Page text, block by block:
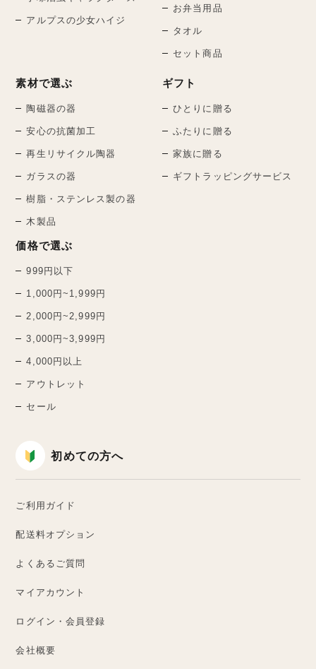
アルプスの少女ハイジ
お弁当用品
タオル
セット商品
素材で選ぶ
陶磁器の器
安心の抗菌加工
再生リサイクル陶器
ガラスの器
樹脂・ステンレス製の器
木製品
価格で選ぶ
999円以下
1,000円~1,999円
2,000円~2,999円
3,000円~3,999円
4,000円以上
アウトレット
セール
ギフト
ひとりに贈る
ふたりに贈る
家族に贈る
ギフトラッピングサービス
初めての方へ
ご利用ガイド
配送料オプション
よくあるご質問
マイアカウント
ログイン・会員登録
会社概要